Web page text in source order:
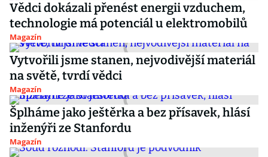
Vědci dokázali přenést energii vzduchem,
technologie má potenciál u elektromobilů
Magazín
Vytvořili jsme stanen, nejvodivější materiál
na světě, tvrdí vědci
Magazín
Šplháme jako ještěrka a bez přísavek, hlásí
inženýři ze Stanfordu
Magazín